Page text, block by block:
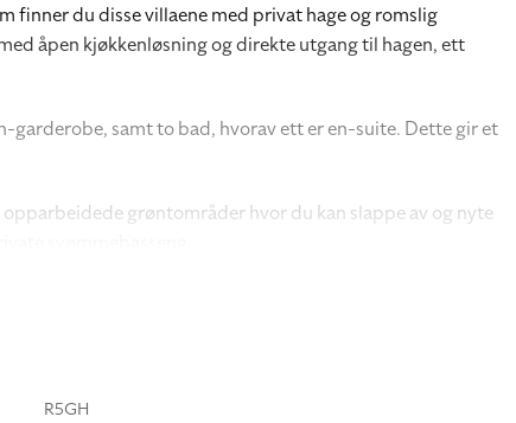
finner du disse villaene med privat hage og romslig
åpen kjøkkenløsning og direkte utgang til hagen, ett
garderobe, samt to bad, hvorav ett er en-suite. Dette gir et
grøntområder hvor du kan slappe av og nyte
R5GH